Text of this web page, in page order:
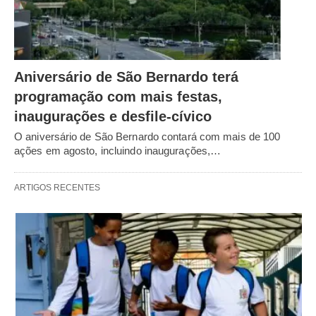
Aniversário de São Bernardo terá
programação com mais festas,
inaugurações e desfile-cívico
O aniversário de São Bernardo contará com mais de 100
ações em agosto, incluindo inaugurações,…
ARTIGOS RECENTES